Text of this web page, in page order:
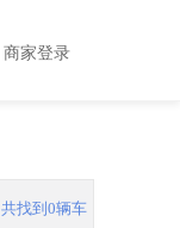
商家登录
共找到0辆车